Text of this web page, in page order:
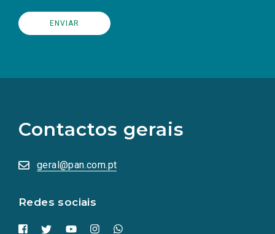
Contactos gerais
geral@pan.com.pt
Redes sociais
redes
sociais
numa
nova